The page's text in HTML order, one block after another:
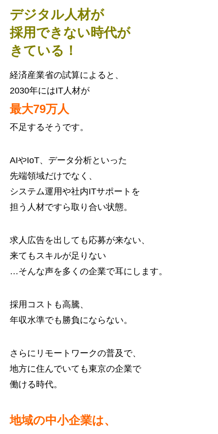
デジタル人材が
採用できない時代が
きている！
経済産業省の試算によると、
2030年にはIT人材が
最大79万人
不足するそうです。
AIやIoT、データ分析といった
先端領域だけでなく、
システム運用や社内ITサポートを
担う人材ですら取り合い状態。
求人広告を出しても応募が来ない、
来てもスキルが足りない
…そんな声を多くの企業で耳にします。
採用コストも高騰、
年収水準でも勝負にならない。
さらにリモートワークの普及で、
地方に住んでいても東京の企業で
働ける時代。
地域の中小企業は、